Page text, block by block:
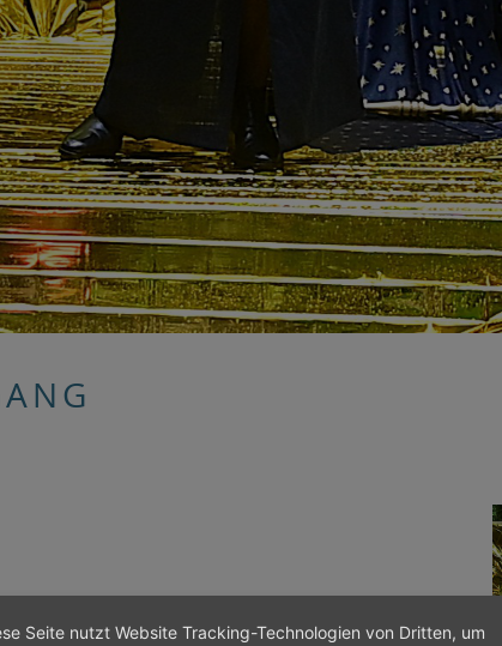
Seite nutzt Website Tracking-Technologien von Dritten, um